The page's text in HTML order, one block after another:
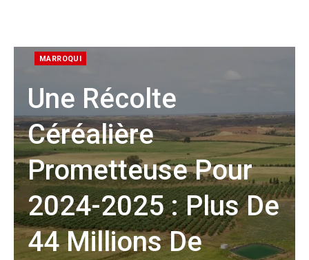
MARROQUI
Une Récolte
Céréalière
Prometteuse Pour
2024-2025 : Plus De
44 Millions De